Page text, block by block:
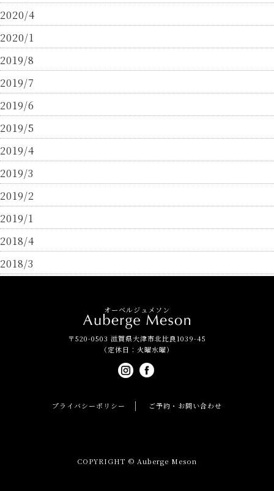
2020/4
2020/1
2019/8
2019/7
2019/6
2019/5
2019/4
2019/3
2019/2
2019/1
2018/4
2018/3
オーベルジュメソン
〒520-0503 滋賀県大津市北比良1039-45
（定休日：火曜水曜）
プライバシーポリシー ご予約・お問い合わせ
COPYRIGHT © Auberge Meson